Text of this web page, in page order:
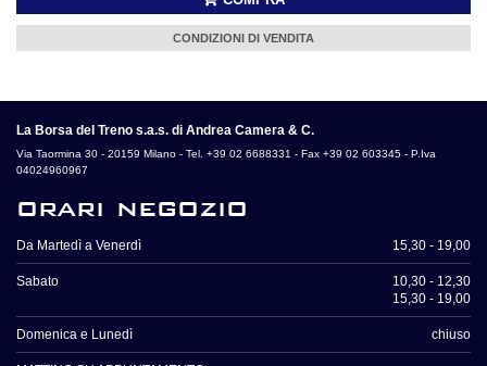
CONDIZIONI DI VENDITA
La Borsa del Treno s.a.s. di Andrea Camera & C.
Via Taormina 30 - 20159 Milano - Tel. +39 02 6688331 - Fax +39 02 603345 - P.Iva
04024960967
orari negozio
Da Martedì a Venerdì 15,30 - 19,00
Sabato
10,30 - 12,30
15,30 - 19,00
Domenica e Lunedì chiuso